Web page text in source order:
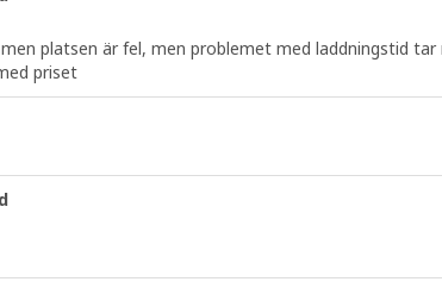
platsen är fel, men problemet med laddningstid tar
priset